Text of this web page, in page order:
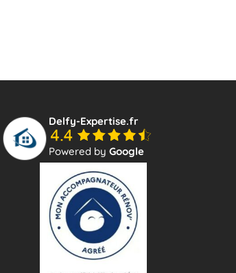
Delfy-Expertise.fr
Powered byGoogle